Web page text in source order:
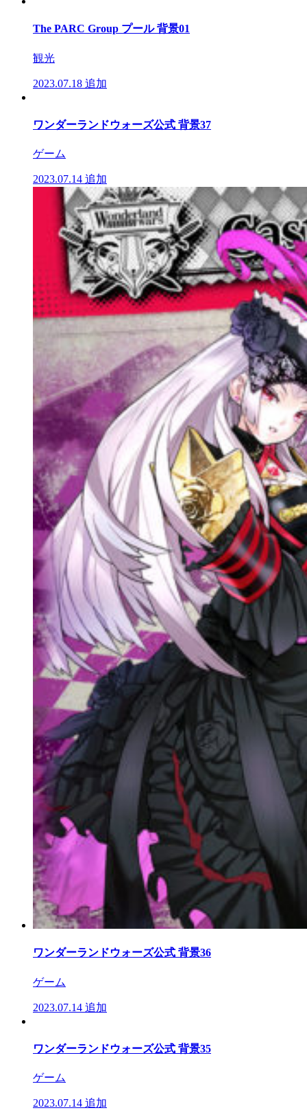
The PARC Group プール 背景01
観光
2023.07.18 追加
ワンダーランドウォーズ公式 背景37
ゲーム
2023.07.14 追加
ワンダーランドウォーズ公式 背景36
ゲーム
2023.07.14 追加
ワンダーランドウォーズ公式 背景35
ゲーム
2023.07.14 追加